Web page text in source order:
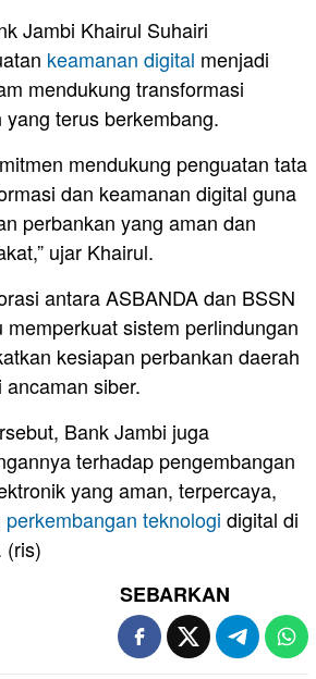
Jambi Khairul Suhairi
keamanan digital menjadi
mendukung transformasi
terus berkembang.
mendukung penguatan tata
dan keamanan digital guna
perbankan yang aman dan
ujar Khairul.
antara ASBANDA dan BSSN
sistem perlindungan
kesiapan perbankan daerah
siber.
Bank Jambi juga
terhadap pengembangan
yang aman, terpercaya,
perkembangan teknologi digital di
(ris)
SEBARKAN